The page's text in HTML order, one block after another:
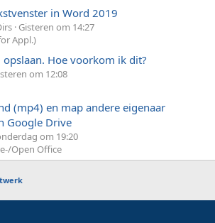
in Word 2019
Gisteren om 14:27
Appl.)
Hoe voorkom ik dit?
om 12:08
(mp4) en map andere eigenaar
Google Drive
om 19:20
Open Office